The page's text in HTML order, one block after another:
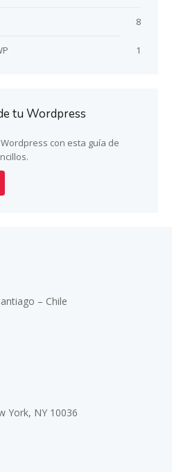
8
1
tu Wordpress
con esta guía de
– Chile
York, NY 10036